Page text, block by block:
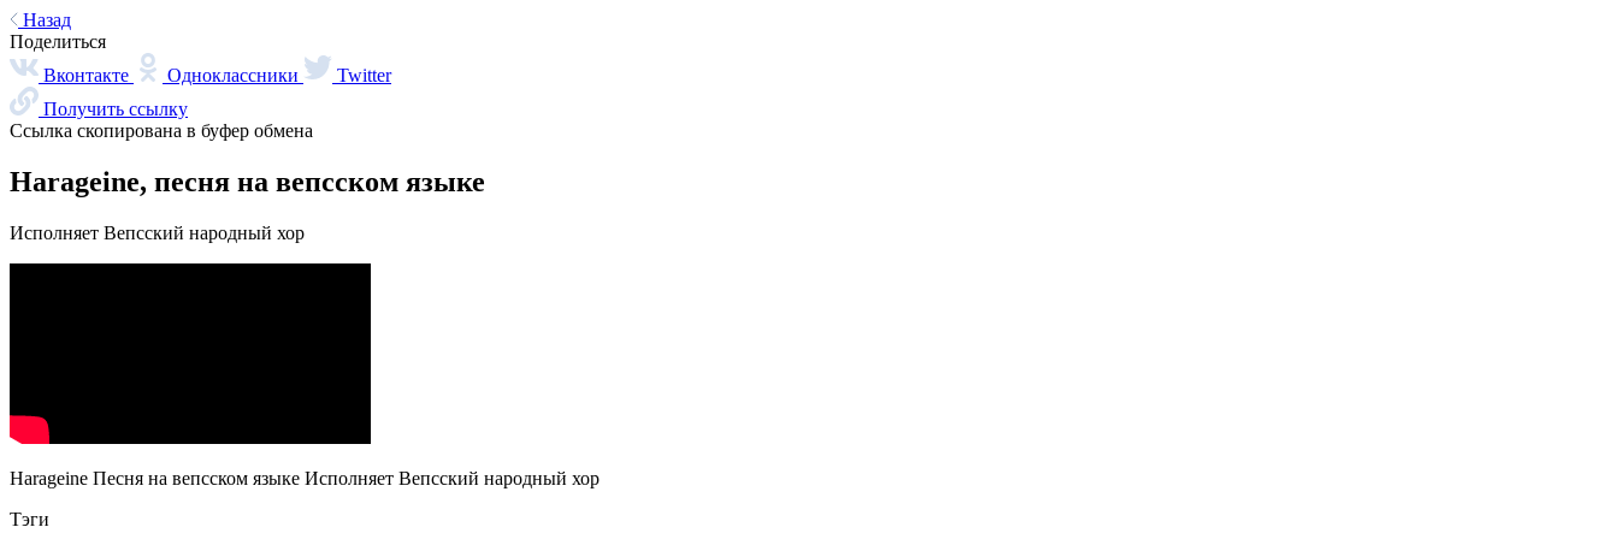
Назад
Поделиться
Вконтакте
Одноклассники
Twitter
Получить ссылку
Ссылка скопирована в буфер обмена
Harageine, песня на вепсском языке
Исполняет Вепсский народный хор
Harageine Песня на вепсском языке Исполняет Вепсский народный хор
Тэги